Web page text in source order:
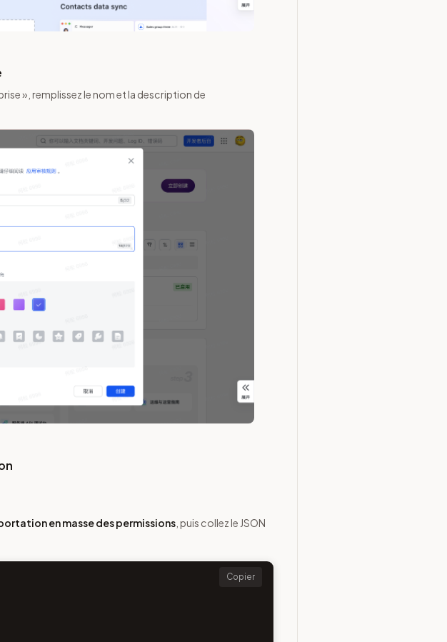
», remplissez le nom et la description de
en masse des permissions , puis collez le JSON
Copier